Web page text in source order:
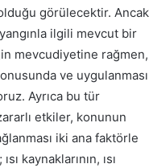
görülecektir. Ancak
ilgili mevcut bir
mevcudiyetine rağmen,
ve uygulanması
Ayrıca bu tür
etkiler, konunun
iki ana faktörle
kaynaklarının, ısı